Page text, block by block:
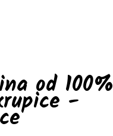
od 100%
-